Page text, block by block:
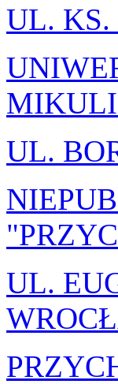
UL. KS.
UL.
UL.